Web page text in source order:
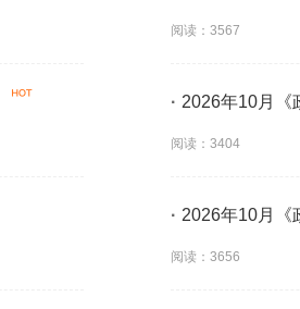
阅读：3567
· 2026年10月《
阅读：3404
· 2026年10月《
阅读：3656